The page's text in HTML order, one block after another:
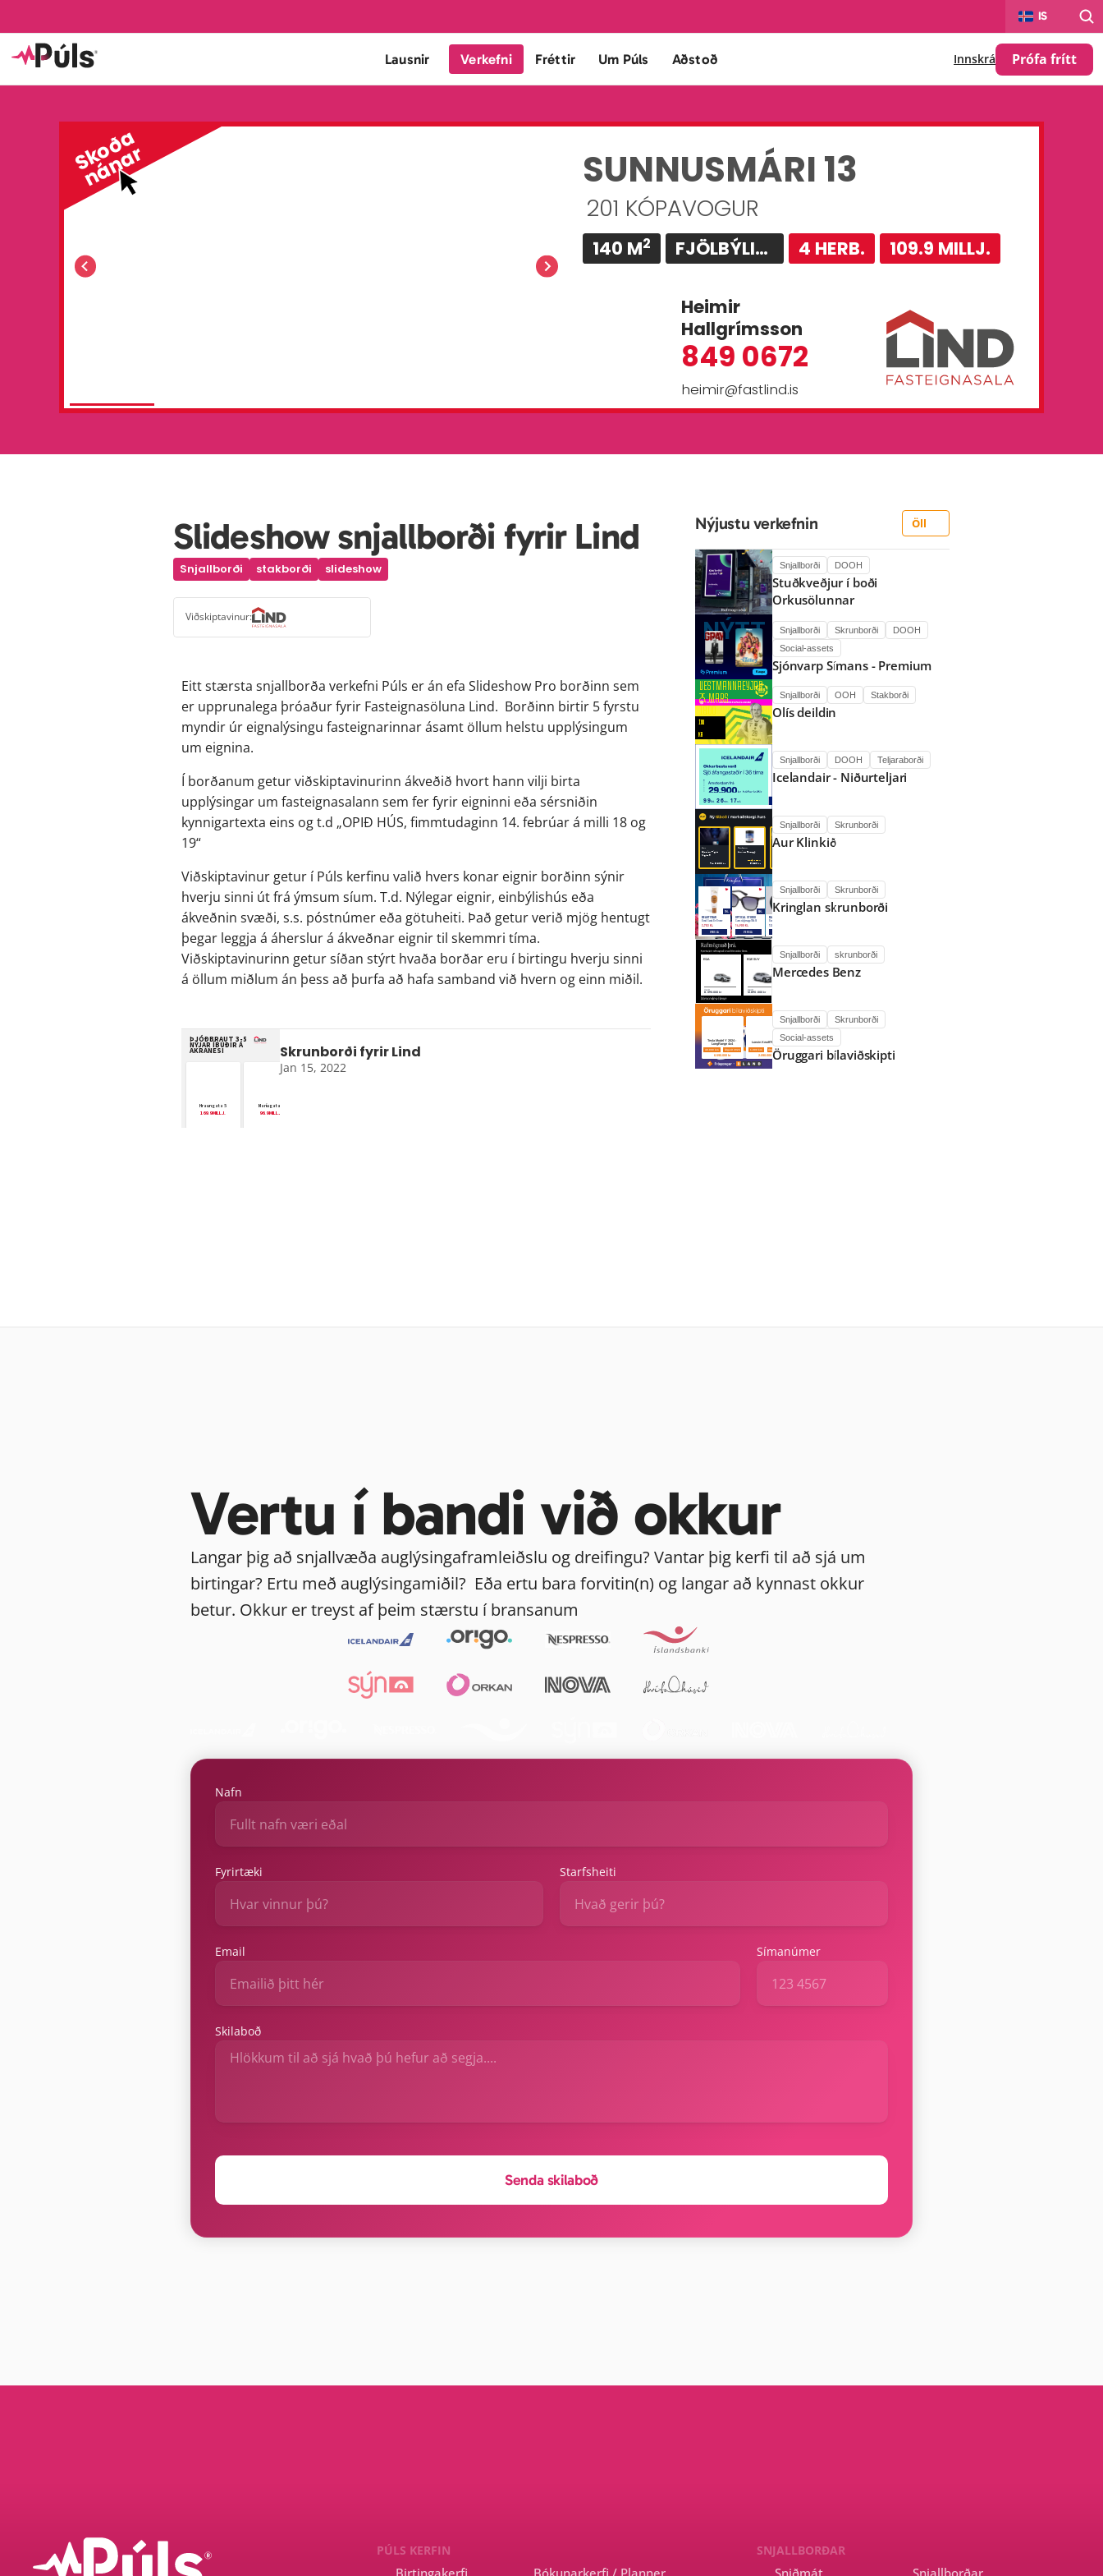
PÚLS KERFIN SNJALLBORÐAR
Birtingakerfi Bókunarkerfi / Planner Snjallborðar
Sniðmát
IS
Lausnir Verkefni Fréttir Um Púls Aðstoð Prófa frítt
Innskrá
Slideshow snjallborði fyrir Lind
Snjallborði stakborði slideshow
Viðskiptavinur:
Eitt stærsta snjallborða verkefni Púls er án efa Slideshow Pro borðinn sem
er upprunalega þróaður fyrir Fasteignasöluna Lind.  Borðinn birtir 5 fyrstu
myndir úr eignalýsingu fasteignarinnar ásamt öllum helstu upplýsingum
um eignina.
Í borðanum getur viðskiptavinurinn ákveðið hvort hann vilji birta
upplýsingar um fasteignasalann sem fer fyrir eigninni eða sérsniðin
kynnigartexta eins og t.d „OPIÐ HÚS, fimmtudaginn 14. febrúar á milli 18 og
19“
Viðskiptavinur getur í Púls kerfinu valið hvers konar eignir borðinn sýnir
hverju sinni út frá ýmsum síum. T.d. Nýlegar eignir, einbýlishús eða
ákveðnin svæði, s.s. póstnúmer eða götuheiti. Það getur verið mjög hentugt
þegar leggja á áherslur á ákveðnar eignir til skemmri tíma.
Viðskiptavinurinn getur síðan stýrt hvaða borðar eru í birtingu hverju sinni
á öllum miðlum án þess að þurfa að hafa samband við hvern og einn miðil.
Skrunborði fyrir Lind
Jan 15, 2022
Nýjustu verkefnin Öll
Stuðkveðjur í boði
Orkusölunnar
Snjallborði DOOH
Sjónvarp Símans - Premium
Snjallborði Skrunborði
DOOH
Social-assets
Olís deildin
Snjallborði OOH Stakborði
Icelandair - Niðurteljari
Snjallborði DOOH Teljaraborði
Aur Klinkið
Snjallborði Skrunborði
Kringlan skrunborði
Snjallborði Skrunborði
Mercedes Benz
Snjallborði skrunborði
Öruggari bílaviðskipti
Snjallborði
Skrunborði
Social-assets
Vertu í bandi við okkur
Langar þig að snjallvæða auglýsingaframleiðslu og dreifingu? Vantar þig kerfi til að sjá um
birtingar? Ertu með auglýsingamiðil?  Eða ertu bara forvitin(n) og langar að kynnast okkur
betur. Okkur er treyst af þeim stærstu í bransanum
Nafn
Fyrirtæki Starfsheiti
Email Símanúmer
Skilaboð
Senda skilaboð